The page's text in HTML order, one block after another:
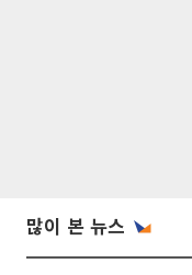
많이 본 뉴스